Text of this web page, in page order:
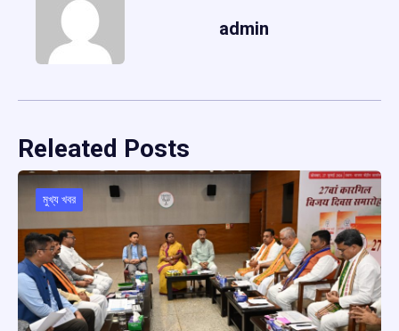
admin
Releated Posts
মুখ্য খবর